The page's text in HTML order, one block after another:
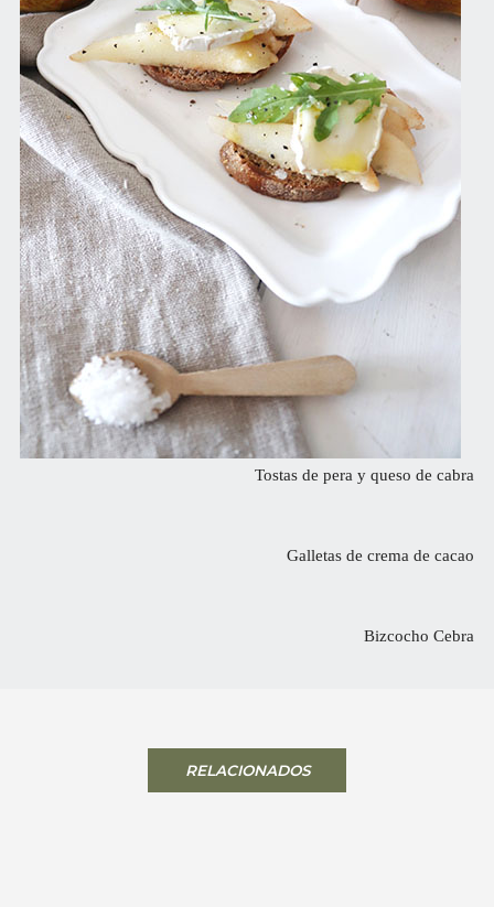
Tostas de pera y queso de cabra
Galletas de crema de cacao
Bizcocho Cebra
RELACIONADOS